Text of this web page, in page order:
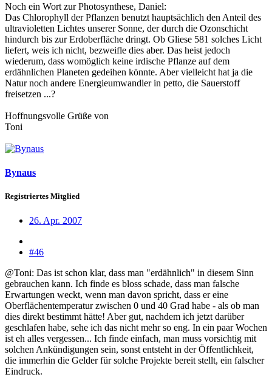
Noch ein Wort zur Photosynthese, Daniel:
Das Chlorophyll der Pflanzen benutzt hauptsächlich den Anteil des
ultravioletten Lichtes unserer Sonne, der durch die Ozonschicht
hindurch bis zur Erdoberfläche dringt. Ob Gliese 581 solches Licht
liefert, weis ich nicht, bezweifle dies aber. Das heist jedoch
wiederum, dass womöglich keine irdische Pflanze auf dem
erdähnlichen Planeten gedeihen könnte. Aber vielleicht hat ja die
Natur noch andere Energieumwandler in petto, die Sauerstoff
freisetzen ...?
Hoffnungsvolle Grüße von
Toni
Bynaus
Registriertes Mitglied
26. Apr. 2007
#46
@Toni: Das ist schon klar, dass man "erdähnlich" in diesem Sinn
gebrauchen kann. Ich finde es bloss schade, dass man falsche
Erwartungen weckt, wenn man davon spricht, dass er eine
Oberflächentemperatur zwischen 0 und 40 Grad habe - als ob man
dies direkt bestimmt hätte! Aber gut, nachdem ich jetzt darüber
geschlafen habe, sehe ich das nicht mehr so eng. In ein paar Wochen
ist eh alles vergessen... Ich finde einfach, man muss vorsichtig mit
solchen Ankündigungen sein, sonst entsteht in der Öffentlichkeit,
die immerhin die Gelder für solche Projekte bereit stellt, ein falscher
Eindruck.